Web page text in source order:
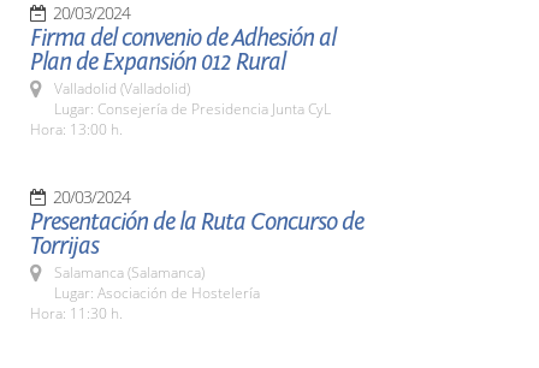
20/03/2024
Firma del convenio de Adhesión al
Plan de Expansión 012 Rural
Valladolid (Valladolid)
Lugar: Consejería de Presidencia Junta CyL
Hora: 13:00 h.
20/03/2024
Presentación de la Ruta Concurso de
Torrijas
Salamanca (Salamanca)
Lugar: Asociación de Hostelería
Hora: 11:30 h.